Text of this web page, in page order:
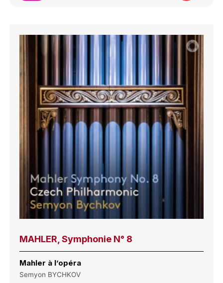
MAHLER, Symphonie N° 8
Mahler à l’opéra
Semyon BYCHKOV